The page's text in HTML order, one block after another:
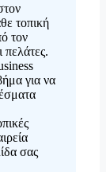
τοπική
τον
πελάτες.
για να
σας